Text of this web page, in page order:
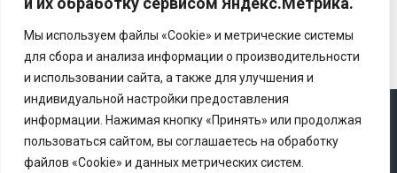
Мы используем файлы «Cookie» и метрические системы
для сбора и анализа информации о производительности
и использовании сайта, а также для улучшения и
индивидуальной настройки предоставления
информации. Нажимая кнопку «Принять» или продолжая
пользоваться сайтом, вы соглашаетесь на обработку
файлов «Cookie» и данных метрических систем.
среднеразмерного кроссовера JELAND J7.
Copyright © 2025 Ассоциация «Некоммерческого
партнерство содействия развитию страхового рынка